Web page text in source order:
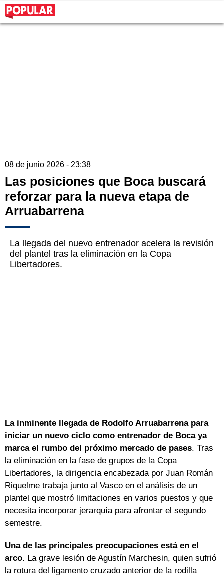
08 de junio 2026 - 23:38
Las posiciones que Boca buscará
reforzar para la nueva etapa de
Arruabarrena
La llegada del nuevo entrenador acelera la revisión
del plantel tras la eliminación en la Copa
Libertadores.
La inminente llegada de Rodolfo Arruabarrena para
iniciar un nuevo ciclo como entrenador de Boca ya
marca el rumbo del próximo mercado de pases. Tras
la eliminación en la fase de grupos de la Copa
Libertadores, la dirigencia encabezada por Juan Román
Riquelme trabaja junto al Vasco en el análisis de un
plantel que mostró limitaciones en varios puestos y que
necesita incorporar jerarquía para afrontar el segundo
semestre.
Una de las principales preocupaciones está en el
arco. La grave lesión de Agustín Marchesin, quien sufrió
la rotura del ligamento cruzado anterior de la rodilla